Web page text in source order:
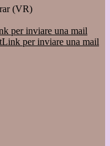
(VR)
per inviare una mail
Link per inviare una mail